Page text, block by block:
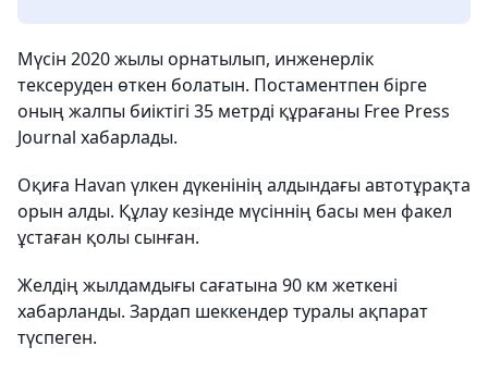
Мүсін 2020 жылы орнатылып, инженерлік
тексеруден өткен болатын. Постаментпен бірге
оның жалпы биіктігі 35 метрді құрағаны Free Press
Journal хабарлады.
Оқиға Havan үлкен дүкенінің алдындағы автотұрақта
орын алды. Құлау кезінде мүсіннің басы мен факел
ұстаған қолы сынған.
Желдің жылдамдығы сағатына 90 км жеткені
хабарланды. Зардап шеккендер туралы ақпарат
түспеген.